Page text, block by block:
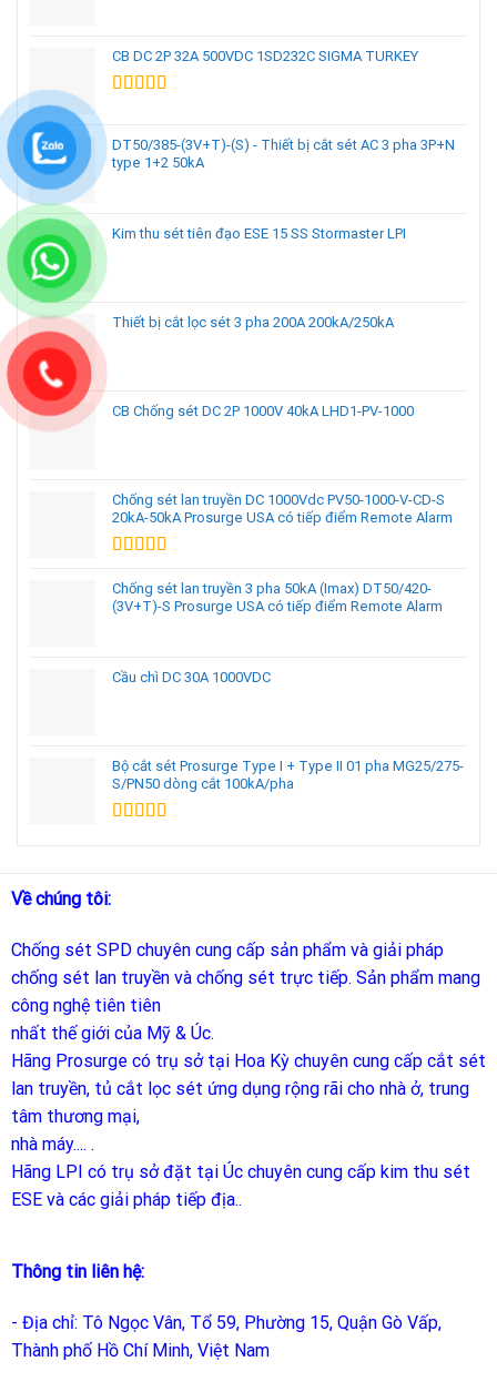
CB DC 2P 32A 500VDC 1SD232C SIGMA TURKEY
sao
DT50/385-(3V+T)-(S) - Thiết bị cắt sét AC 3 pha 3P+N
type 1+2 50kA
Kim thu sét tiên đạo ESE 15 SS Stormaster LPI
Thiết bị cắt lọc sét 3 pha 200A 200kA/250kA
CB Chống sét DC 2P 1000V 40kA LHD1-PV-1000
Chống sét lan truyền DC 1000Vdc PV50-1000-V-CD-S
20kA-50kA Prosurge USA có tiếp điểm Remote Alarm
hạng5.005
sao
Chống sét lan truyền 3 pha 50kA (Imax) DT50/420-
(3V+T)-S Prosurge USA có tiếp điểm Remote Alarm
Cầu chì DC 30A 1000VDC
Bộ cắt sét Prosurge Type I + Type II 01 pha MG25/275-
S/PN50 dòng cắt 100kA/pha
Về chúng tôi:
Chống sét SPD chuyên cung cấp sản phẩm và giải pháp
chống sét lan truyền và chống sét trực tiếp. Sản phẩm mang
công nghệ tiên tiên
nhất thế giới của Mỹ & Úc.
Hãng Prosurge có trụ sở tại Hoa Kỳ chuyên cung cấp cắt sét
lan truyền, tủ cắt lọc sét ứng dụng rộng rãi cho nhà ở, trung
tâm thương mại,
nhà máy.... .
Hãng LPI có trụ sở đặt tại Úc chuyên cung cấp kim thu sét
ESE và các giải pháp tiếp địa..
Thông tin liên hệ:
- Địa chỉ: Tô Ngọc Vân, Tổ 59, Phường 15, Quận Gò Vấp,
Thành phố Hồ Chí Minh, Việt Nam